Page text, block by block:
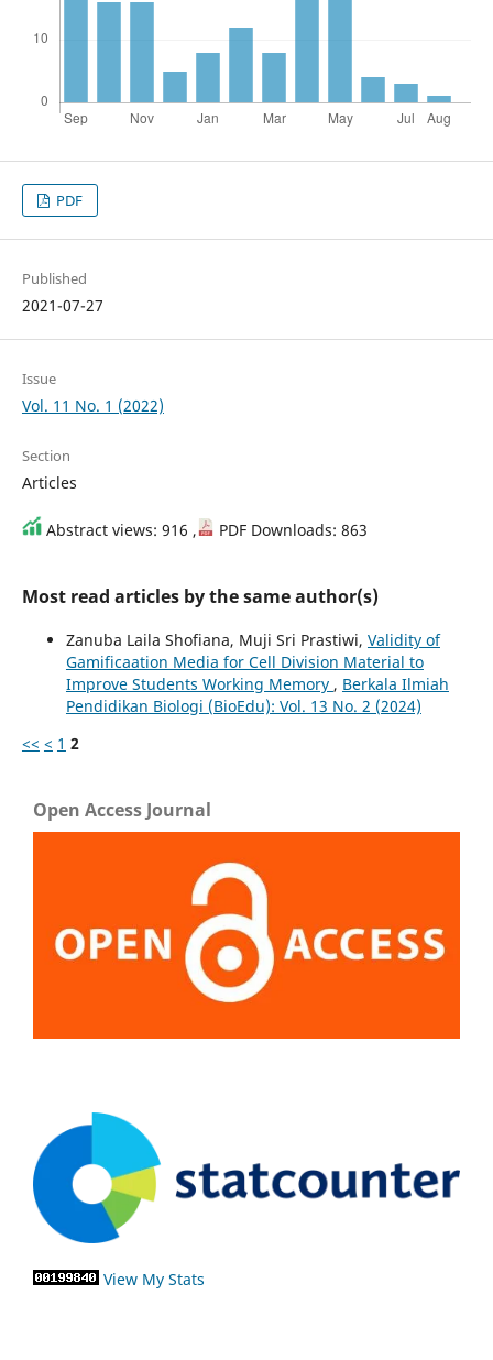
PDF
Published
2021-07-27
Issue
Vol. 11 No. 1 (2022)
Section
Articles
Abstract views: 916 , PDF Downloads: 863
Most read articles by the same author(s)
Zanuba Laila Shofiana, Muji Sri Prastiwi, Validity of
Gamificaation Media for Cell Division Material to
Improve Students Working Memory , Berkala Ilmiah
Pendidikan Biologi (BioEdu): Vol. 13 No. 2 (2024)
<< < 1 2
Open Access Journal
View My Stats